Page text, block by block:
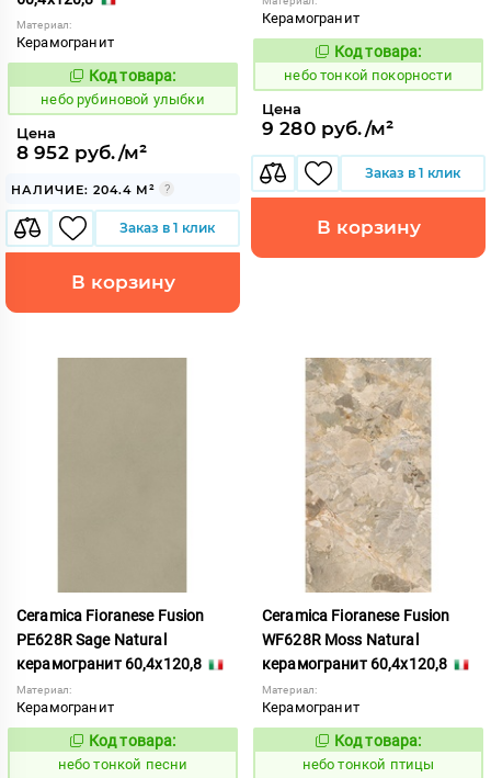
Материал:
Керамогранит
1119361
Код товара:
небо рубиновой улыбки
Цена
8 952 руб./м²
НАЛИЧИЕ: 204.4 М²
Заказ в 1 клик
В корзину
Керамогранит
1122197
Код товара:
небо тонкой покорности
Цена
9 280 руб./м²
Заказ в 1 клик
В корзину
Ceramica Fioranese Fusion
PE628R Sage Natural
керамогранит 60,4x120,8
Материал:
Керамогранит
1122194
Код товара:
небо тонкой песни
Ceramica Fioranese Fusion
WF628R Moss Natural
керамогранит 60,4x120,8
Материал:
Керамогранит
1122198
Код товара:
небо тонкой птицы